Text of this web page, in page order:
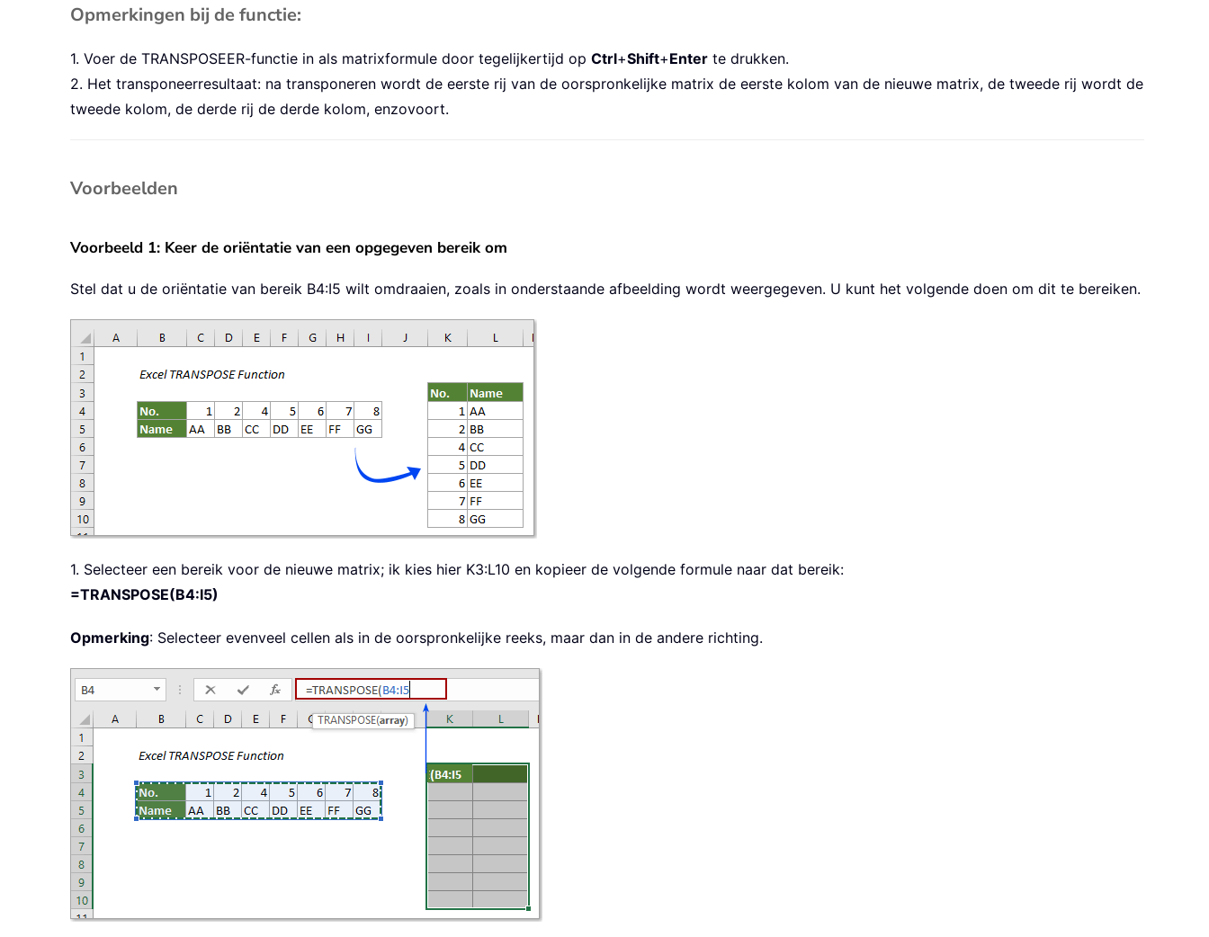
Opmerkingen bij de functie:
1. Voer de TRANSPOSEER-functie in als matrixformule door tegelijkertijd op Ctrl+Shift+Enter te drukken.
2. Het transponeerresultaat: na transponeren wordt de eerste rij van de oorspronkelijke matrix de eerste kolom van de nieuwe matrix, de tweede rij wordt de
tweede kolom, de derde rij de derde kolom, enzovoort.
Voorbeelden
Voorbeeld 1: Keer de oriëntatie van een opgegeven bereik om
Stel dat u de oriëntatie van bereik B4:I5 wilt omdraaien, zoals in onderstaande afbeelding wordt weergegeven. U kunt het volgende doen om dit te bereiken.
1. Selecteer een bereik voor de nieuwe matrix; ik kies hier K3:L10 en kopieer de volgende formule naar dat bereik:
=TRANSPOSE(B4:I5)
Opmerking: Selecteer evenveel cellen als in de oorspronkelijke reeks, maar dan in de andere richting.